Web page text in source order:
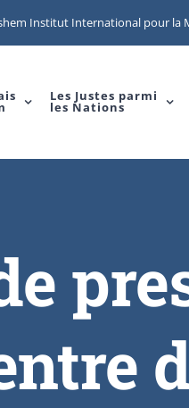
Institut International pour la
Les Justes parmi
les Nations